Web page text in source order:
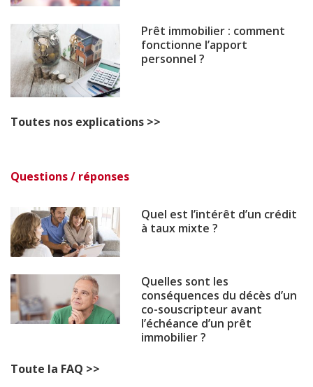
Prêt immobilier : comment
fonctionne l’apport
personnel ?
Toutes nos explications >>
Questions / réponses
Quel est l’intérêt d’un crédit
à taux mixte ?
Quelles sont les
conséquences du décès d’un
co-souscripteur avant
l’échéance d’un prêt
immobilier ?
Toute la FAQ >>